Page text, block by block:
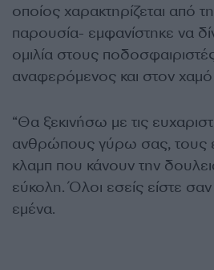
οποίος χαρακτηρίζεται από τη
παρουσία- εμφανίστηκε να
ομιλία στους
αναφερόμενος και στον
“Θα ξεκινήσω με τις
ανθρώπους γύρω σας, τους
κλαμπ που κάνουν την
εύκολη. Όλοι εσείς είστε σαν
εμένα.